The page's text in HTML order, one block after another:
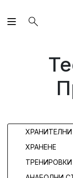
ХРАНЕНЕ
ТРЕНИРОВКИ